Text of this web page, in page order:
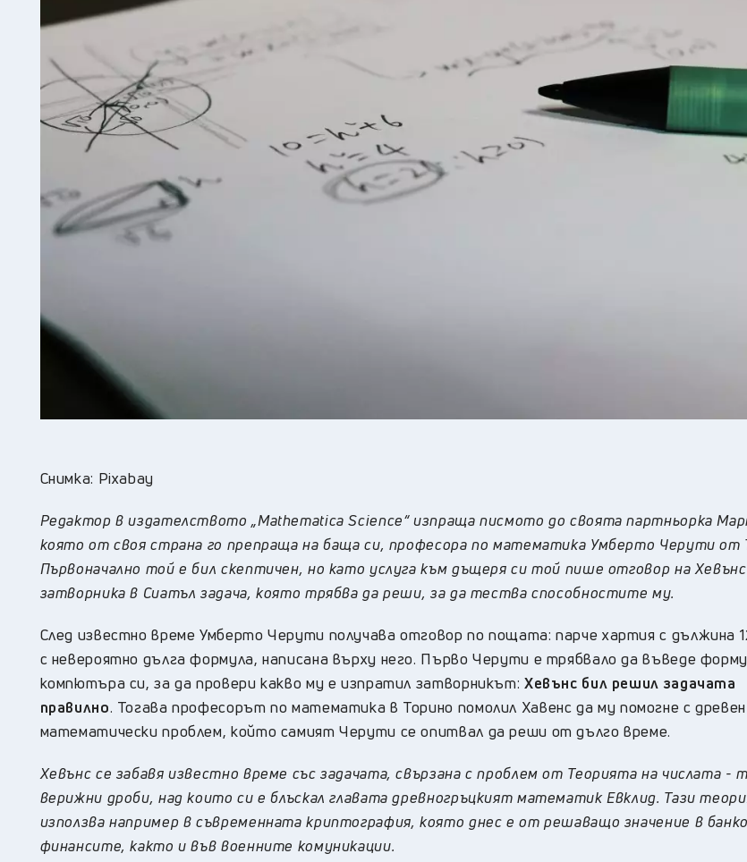
Снимка: Pixabay
Редактор в издателството „Mathematica Science“ изпраща писмото до своята партньорка
която от своя страна го препраща на баща си, професора по математика Умберто Черути от
Първоначално той е бил скептичен, но като услуга към дъщеря си той пише отговор на
затворника в Сиатъл задача, която трябва да реши, за да тества способностите му.
След известно време Умберто Черути получава отговор по пощата: парче хартия с дължина
с невероятно дълга формула, написана върху него. Първо Черути е трябвало да въведе
компютъра си, за да провери какво му е изпратил затворникът: Хевънс бил решил задачата
правилно. Тогава професорът по математика в Торино помолил Хавенс да му помогне с древен
математически проблем, който самият Черути се опитвал да реши от дълго време.
Хевънс се забавя известно време със задачата, свързана с проблем от Теорията на числата -
верижни дроби, над които си е блъскал главата древногръцкият математик Евклид. Тази
използва например в съвременната криптография, която днес е от решаващо значение в
финансите, както и във военните комуникации.